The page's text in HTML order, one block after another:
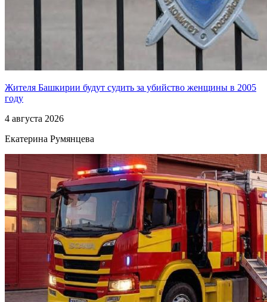
Жителя Башкирии будут судить за убийство женщины в 2005
году
4 августа 2026
Екатерина Румянцева